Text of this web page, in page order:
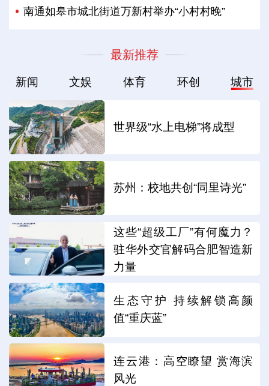
南通如皋市城北街道万新村举办“小村村晚”
最新推荐
新闻 文娱 体育 环创 城市
世界级“水上电梯”将成型
苏州：校地共创“同里诗光”
这些“超级工厂”有何魔力？
驻华外交官解码合肥智造新
力量
生态守护 持续解锁高颜
值“重庆蓝”
连云港：高空瞭望 赏海滨
风光